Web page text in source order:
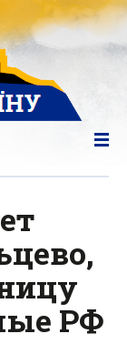
РФ